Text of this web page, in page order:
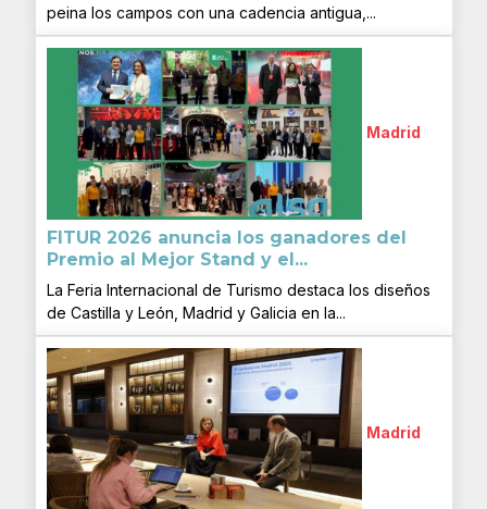
peina los campos con una cadencia antigua,...
Madrid
FITUR 2026 anuncia los ganadores del
Premio al Mejor Stand y el...
La Feria Internacional de Turismo destaca los diseños
de Castilla y León, Madrid y Galicia en la...
Madrid